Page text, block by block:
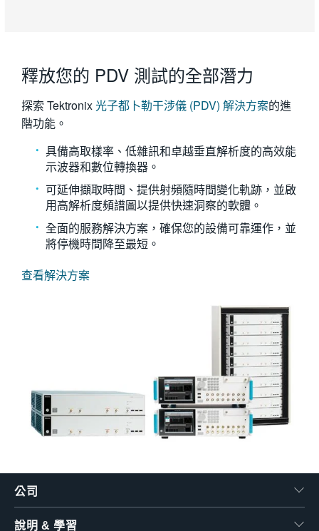
釋放您的 PDV 測試的全部潛力
探索 Tektronix光子都卜勒干涉儀 (PDV) 解決方案的進
階功能。
具備高取樣率、低雜訊和卓越垂直解析度的高效能
示波器和數位轉換器。
可延伸擷取時間、提供射頻隨時間變化軌跡，並啟
用高解析度頻譜圖以提供快速洞察的軟體。
全面的服務解決方案，確保您的設備可靠運作，並
將停機時間降至最短。
查看解決方案
公司
說明 & 學習